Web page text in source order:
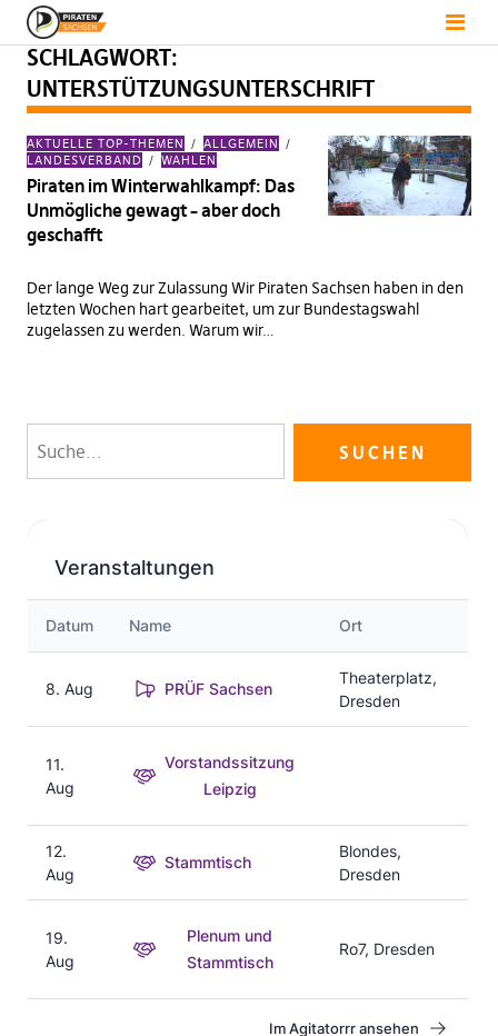
SCHLAGWORT:
UNTERSTÜTZUNGSUNTERSCHRIFT
AKTUELLE TOP-THEMEN
ALLGEMEIN
LANDESVERBAND
WAHLEN
Piraten im Winterwahlkampf: Das
Unmögliche gewagt – aber doch
geschafft
Der lange Weg zur Zulassung Wir Piraten Sachsen haben in den
letzten Wochen hart gearbeitet, um zur Bundestagswahl
zugelassen zu werden. Warum wir…